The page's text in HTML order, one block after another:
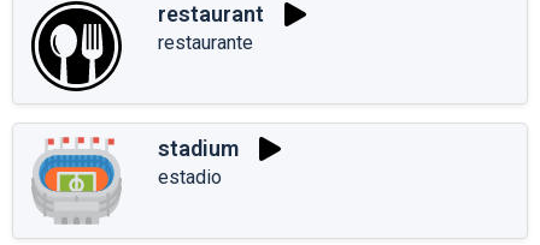
restaurant
restaurante
stadium
estadio